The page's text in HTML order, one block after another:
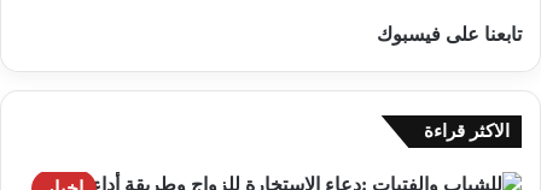
تابعنا على فيسبوك
الاكثر قراءة